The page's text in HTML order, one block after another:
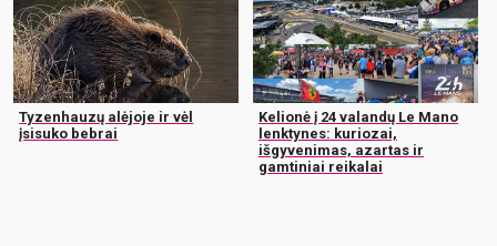
Tyzenhauzų alėjoje ir vėl
įsisuko bebrai
Kelionė į 24 valandų Le Mano
lenktynes: kuriozai,
išgyvenimas, azartas ir
gamtiniai reikalai